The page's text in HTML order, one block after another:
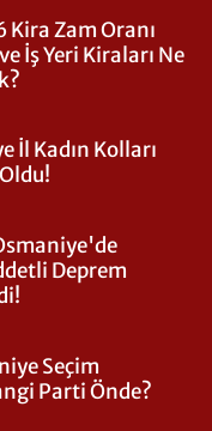
Zam Oranı
İş Yeri Kiraları Ne
İl Kadın Kolları
Deprem
Seçim
Parti Önde?